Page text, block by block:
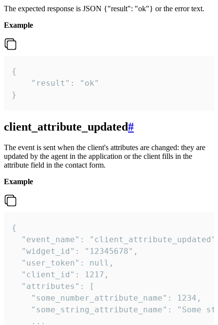
The expected response is JSON {"result": "ok"} or the error text.
Example
{
    "result": "ok"
}
client_attribute_updated#
The event is sent when the client's attributes are changed: they are
updated by the agent in the application or the client fills in the
attribute field in the contact form.
Example
{
"event_name":
  "widget_id": "12345678",
  "user_token": null,
  "client_id": 1217,
  "attributes": [
    "some_number_attribute_name": 1234,
"some_string_attribute_name": "Some
    ...